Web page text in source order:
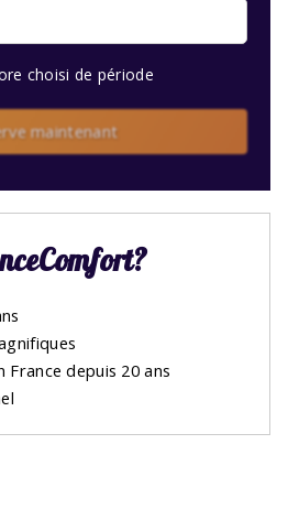
choisi de période
maintenant
France depuis 20 ans